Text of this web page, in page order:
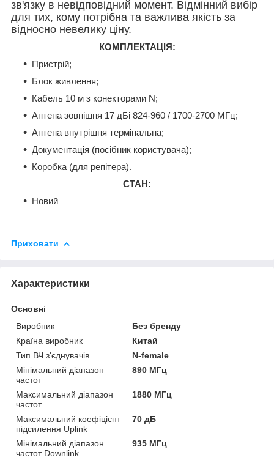
зв'язку в невідповідний момент. Відмінний вибір
для тих, кому потрібна та важлива якість за
відносно невелику ціну.
КОМПЛЕКТАЦІЯ:
Пристрій;
Блок живлення;
Кабель 10 м з конекторами N;
Антена зовнішня 17 дБі 824-960 / 1700-2700 МГц;
Антена внутрішня термінальна;
Документація (посібник користувача);
Коробка (для репітера).
СТАН:
Новий
Приховати
Характеристики
Основні
Виробник
Без бренду
Країна виробник
Китай
Тип ВЧ з'єднувачів
N-female
Мінімальний діапазон
частот
890 МГц
Максимальний діапазон
частот
1880 МГц
Максимальний коефіцієнт
підсилення Uplink
70 дБ
Мінімальний діапазон
частот Downlink
935 МГц